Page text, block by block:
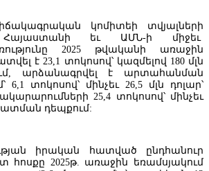
Mastercard World քարտը՝ ճանապարհորդական
կոմիտեի տվյալների
եւ ԱՄՆ-ի միջեւ
2025 թվականի առաջին
է 23,1 տոկոսով՝ կազմելով 180 մլն
արձանագրվել է արտահանման
տոկոսով՝ մինչեւ 26,5 մլն դոլար՝
25,4 տոկոսով՝ մինչեւ
դեպքում:
իրական հատված ընդհանուր
հոսքը 2025թ. առաջին եռամսյակում